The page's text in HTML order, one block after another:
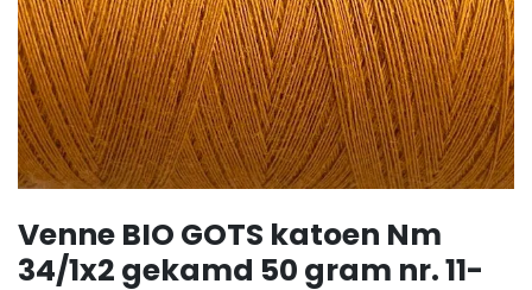
Venne BIO GOTS katoen Nm
34/1x2 gekamd 50 gram nr. 11-